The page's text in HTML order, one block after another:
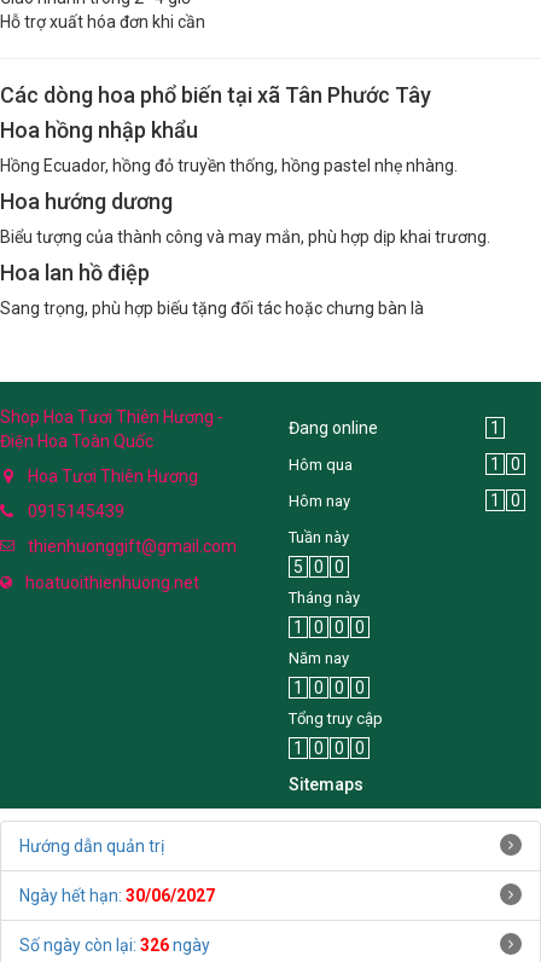
Hỗ trợ xuất hóa đơn khi cần
Các dòng hoa phổ biến tại xã Tân Phước Tây
Hoa hồng nhập khẩu
Hồng Ecuador, hồng đỏ truyền thống, hồng pastel nhẹ nhàng.
Hoa hướng dương
Biểu tượng của thành công và may mắn, phù hợp dịp khai trương.
Hoa lan hồ điệp
Sang trọng, phù hợp biếu tặng đối tác hoặc chưng bàn là
Shop Hoa Tươi Thiên Hương -
Điện Hoa Toàn Quốc
Hoa Tươi Thiên Hương
0915145439
thienhuonggift@gmail.com
hoatuoithienhuong.net
Đang online 1
Hôm qua 1 0
Hôm nay 1 0
Tuần này
5 0 0
Tháng này
1 0 0 0
Năm nay
1 0 0 0
Tổng truy cập
1 0 0
0
Sitemaps
Hướng dẫn quản trị
Ngày hết hạn: 30/06/2027
Số ngày còn lại: 326ngày